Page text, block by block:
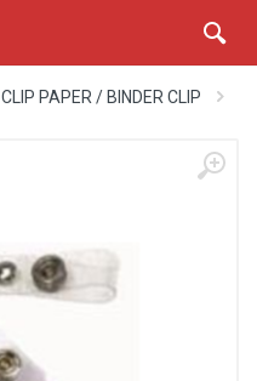
CLIP PAPER / BINDER CLIP